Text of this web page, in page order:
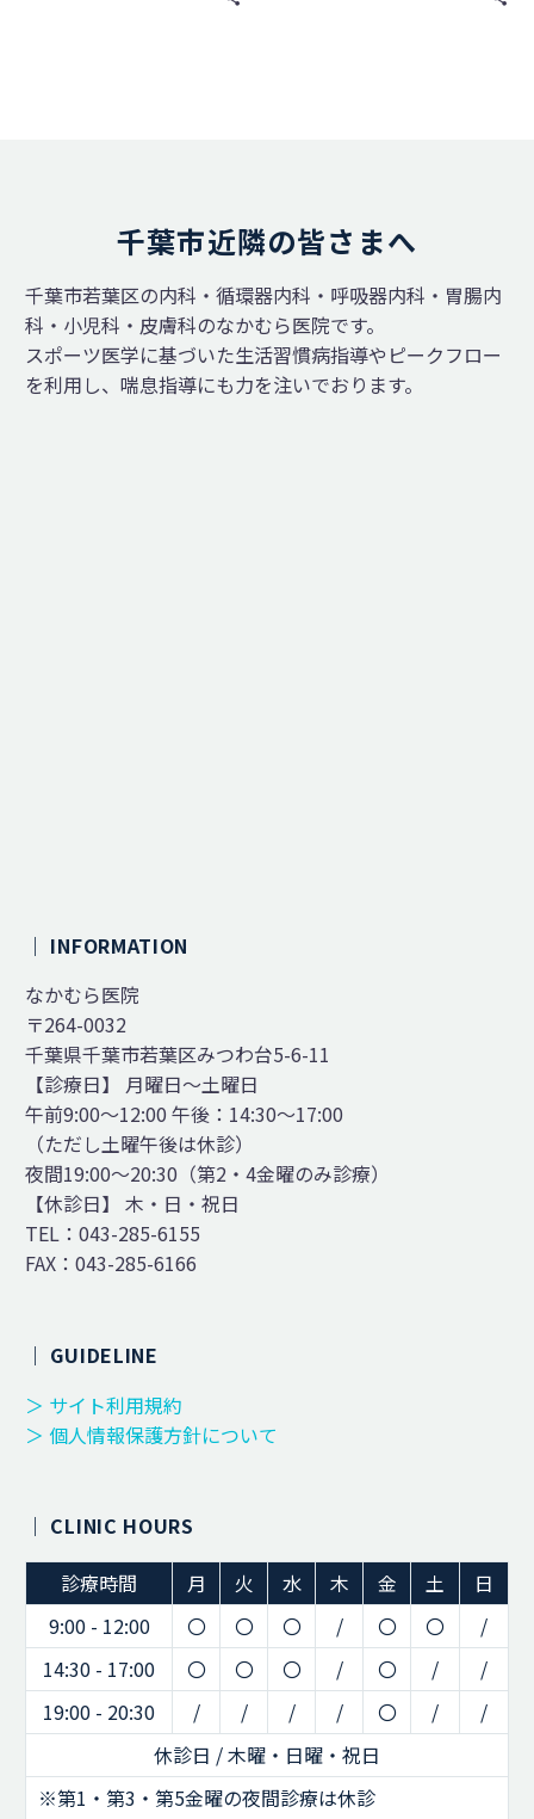
千葉市近隣の皆さまへ
千葉市若葉区の内科・循環器内科・呼吸器内科・胃腸内
科・小児科・皮膚科のなかむら医院です。
スポーツ医学に基づいた生活習慣病指導やピークフロー
を利用し、喘息指導にも力を注いでおります。
｜ INFORMATION
なかむら医院
〒264-0032
千葉県千葉市若葉区みつわ台5-6-11
【診療日】 月曜日～土曜日
午前9:00～12:00 午後：14:30～17:00
（ただし土曜午後は休診）
夜間19:00～20:30（第2・4金曜のみ診療）
【休診日】 木・日・祝日
TEL：043-285-6155
FAX：043-285-6166
｜ GUIDELINE
＞ サイト利用規約
＞ 個人情報保護方針について
｜ CLINIC HOURS
診療時間
月 火 水 木 金 土
日
9:00 - 12:00
〇 〇 〇 / 〇 〇
/
14:30 - 17:00
〇 〇 〇 / 〇 /
/
19:00 - 20:30
/ / / / 〇 /
/
休診日 / 木曜・日曜・祝日
※第1・第3・第5金曜の夜間診療は休診